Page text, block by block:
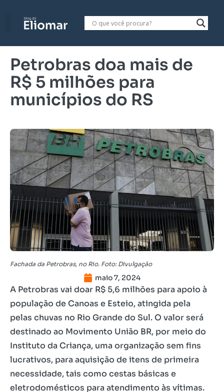
Petrobras doa mais de
R$ 5 milhões para
municípios do RS
Fachada da Petrobras, no Rio. Foto: Divulgação
maio 7, 2024
A Petrobras vai doar R$ 5,6 milhões para apoio à
população de Canoas e Esteio, atingida pela
pelas chuvas no Rio Grande do Sul. O valor será
destinado ao Movimento União BR, por meio do
Instituto da Criança, uma organização sem fins
lucrativos, para aquisição de itens de primeira
necessidade, tais como cestas básicas e
eletrodomésticos para atendimento às vítimas.